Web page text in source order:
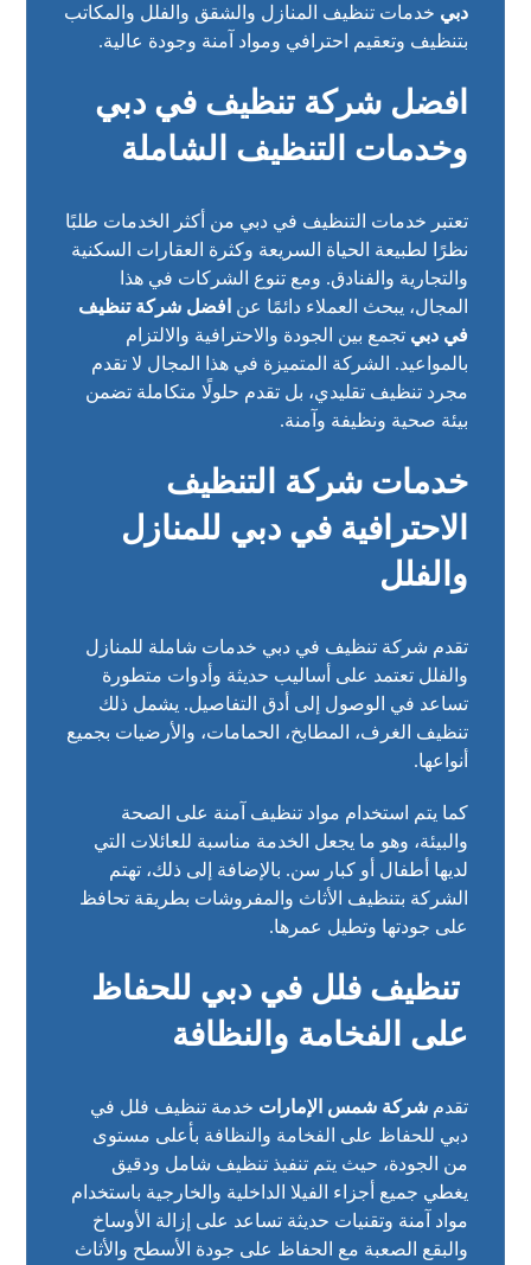
دبي خدمات تنظيف المنازل والشقق والفلل والمكاتب
بتنظيف وتعقيم احترافي ومواد آمنة وجودة عالية.
افضل شركة تنظيف في دبي
وخدمات التنظيف الشاملة
تعتبر خدمات التنظيف في دبي من أكثر الخدمات طلبًا
نظرًا لطبيعة الحياة السريعة وكثرة العقارات السكنية
والتجارية والفنادق. ومع تنوع الشركات في هذا
المجال، يبحث العملاء دائمًا عن افضل شركة تنظيف
في دبي تجمع بين الجودة والاحترافية والالتزام
بالمواعيد. الشركة المتميزة في هذا المجال لا تقدم
مجرد تنظيف تقليدي، بل تقدم حلولًا متكاملة تضمن
بيئة صحية ونظيفة وآمنة.
خدمات شركة التنظيف
الاحترافية في دبي للمنازل
والفلل
تقدم شركة تنظيف في دبي خدمات شاملة للمنازل
والفلل تعتمد على أساليب حديثة وأدوات متطورة
تساعد في الوصول إلى أدق التفاصيل. يشمل ذلك
تنظيف الغرف، المطابخ، الحمامات، والأرضيات بجميع
أنواعها.
كما يتم استخدام مواد تنظيف آمنة على الصحة
والبيئة، وهو ما يجعل الخدمة مناسبة للعائلات التي
لديها أطفال أو كبار سن. بالإضافة إلى ذلك، تهتم
الشركة بتنظيف الأثاث والمفروشات بطريقة تحافظ
على جودتها وتطيل عمرها.
تنظيف فلل في دبي للحفاظ
على الفخامة والنظافة
تقدمشركة شمس الإمارات خدمة تنظيف فلل في
دبي للحفاظ على الفخامة والنظافة بأعلى مستوى
من الجودة، حيث يتم تنفيذ تنظيف شامل ودقيق
يغطي جميع أجزاء الفيلا الداخلية والخارجية باستخدام
مواد آمنة وتقنيات حديثة تساعد على إزالة الأوساخ
والبقع الصعبة مع الحفاظ على جودة الأسطح والأثاث